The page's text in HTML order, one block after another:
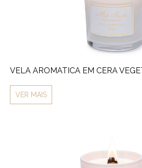
VELA AROMATICA EM CERA
VER MAIS